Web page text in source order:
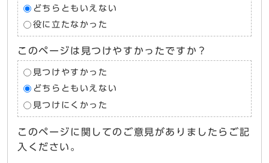
どちらともいえない
役に立たなかった
このページは見つけやすかったですか？
見つけやすかった
どちらともいえない
見つけにくかった
このページに関してのご意見がありましたらご記
入ください。